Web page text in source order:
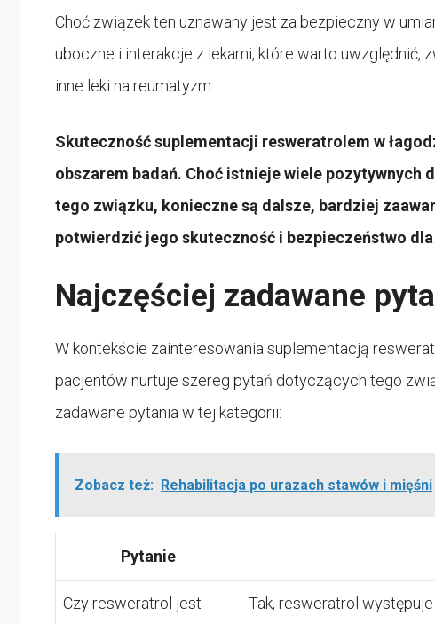
Choć związek ten uznawany jest za bezpieczny w
uboczne i interakcje z lekami, które warto uwzględnić,
inne leki na reumatyzm.
Skuteczność suplementacji resweratrolem w
obszarem badań. Choć istnieje wiele
tego związku, konieczne są dalsze, bardziej
potwierdzić jego skuteczność i bezpieczeństwo
Najczęściej zadawane
W kontekście zainteresowania suplementacją
pacjentów nurtuje szereg pytań dotyczących tego
zadawane pytania w tej kategorii:
Zobacz też: Rehabilitacja po urazach stawów i mięśni
Pytanie
Czy resweratrol jest
Tak, resweratrol